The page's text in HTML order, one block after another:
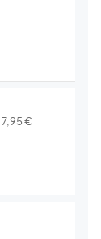
7,95€